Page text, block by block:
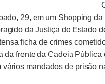
29, em um Shopping
da Justiça do Estado
ficha de crimes
da frente da Cadeia Pública
mandados de prisão